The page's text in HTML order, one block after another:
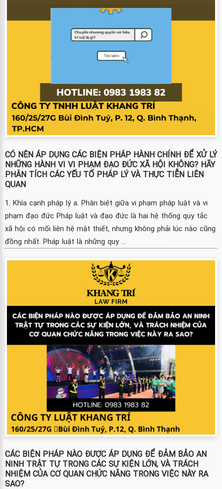
CÓ NÊN ÁP DỤNG CÁC BIỆN PHÁP HÀNH CHÍNH ĐỂ XỬ LÝ
NHỮNG HÀNH VI VI PHẠM ĐẠO ĐỨC XÃ HỘI KHÔNG? HÃY
PHÂN TÍCH CÁC YẾU TỐ PHÁP LÝ VÀ THỰC TIỄN LIÊN
QUAN
1. Khía cạnh pháp lý a. Phân biệt giữa vi phạm pháp luật và vi
phạm đạo đức Pháp luật và đạo đức là hai hệ thống quy tắc
xã hội có mối liên hệ mật thiết, nhưng không phải lúc nào cũng
đồng nhất. Pháp luật là những quy ...
CÁC BIỆN PHÁP NÀO ĐƯỢC ÁP DỤNG ĐỂ ĐẢM BẢO AN
NINH TRẬT TỰ TRONG CÁC SỰ KIỆN LỚN, VÀ TRÁCH
NHIỆM CỦA CƠ QUAN CHỨC NĂNG TRONG VIỆC NÀY RA
SAO?